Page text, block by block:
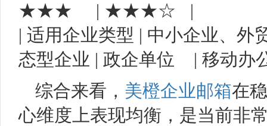
★★★ | ★★★☆ |
| 适用企业类型 | 中小企业、
态型企业 | 政企单位 | 移动办
综合来看， 美橙企业邮箱在
心维度上表现均衡，是当前非